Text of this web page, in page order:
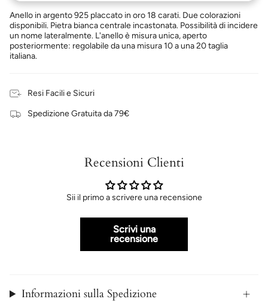
Anello in argento 925 placcato in oro 18 carati. Due colorazioni
disponibili. Pietra bianca centrale incastonata. Possibilità di incidere
un nome lateralmente. L'anello è misura unica, aperto
posteriormente: regolabile da una misura 10 a una 20 taglia
italiana.
Resi Facili e Sicuri
Spedizione Gratuita da 79€
Recensioni Clienti
Sii il primo a scrivere una recensione
Scrivi una
recensione
Informazioni sulla Spedizione